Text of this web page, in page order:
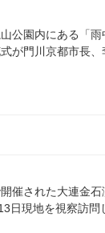
公園内にある「
が門川京都市長
催された大連金
日現地を視察訪